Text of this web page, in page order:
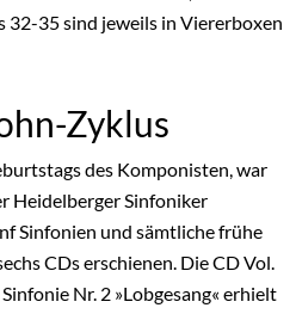
32-35 sind jeweils in Viererboxen
Zyklus
des Komponisten, war
Heidelberger Sinfoniker
Sinfonien und sämtliche frühe
CDs erschienen. Die CD Vol.
Nr. 2 »Lobgesang« erhielt